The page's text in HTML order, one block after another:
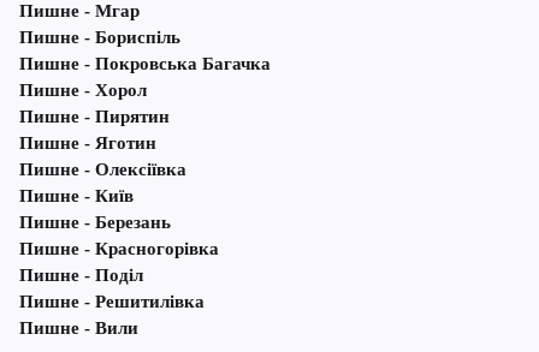
Пишне - Мгар
Пишне - Бориспіль
Пишне - Покровська Багачка
Пишне - Хорол
Пишне - Пирятин
Пишне - Яготин
Пишне - Олексіївка
Пишне - Київ
Пишне - Березань
Пишне - Красногорівка
Пишне - Поділ
Пишне - Решитилівка
Пишне - Вили